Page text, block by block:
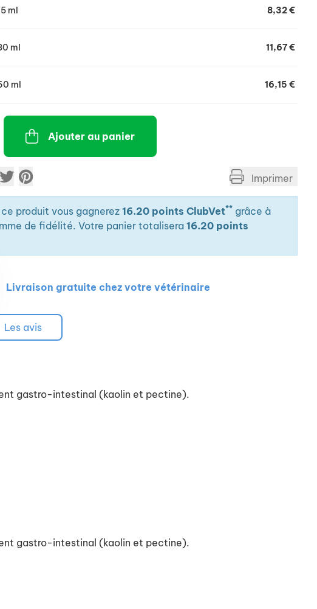
seringue graduée de 15, 30 et 60 ml.
ml 8,32 €
ml 11,67 €
ml 16,15 €
Ajouter au panier
Imprimer
produit vous gagnerez 16.20 points ClubVet** grâce à
de fidélité. Votre panier totalisera 16.20 points
Livraison gratuite chez votre vétérinaire
Les avis
gastro-intestinal (kaolin et pectine).
gastro-intestinal (kaolin et pectine).